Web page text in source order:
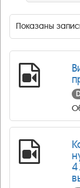
Показаны